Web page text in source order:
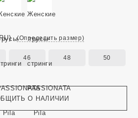
(Определить размер)
46 48 50
О НАЛИЧИИ